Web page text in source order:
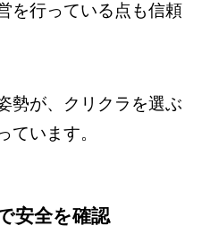
を行っている点も信頼
勢が、クリクラを選ぶ
ています。
安全を確認